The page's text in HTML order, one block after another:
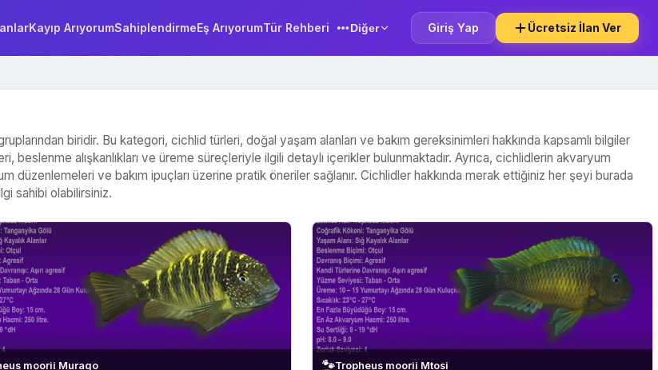
Kayıp ArıyorumSahiplendirmeEş ArıyorumTür Rehberi Diğer Giriş Yap Ücretsiz İlan Ver
biridir. Bu kategori, cichlid türleri, doğal yaşam alanları ve bakım gereksinimleri hakkında kapsamlı bilgiler
alışkanlıkları ve üreme süreçleriyle ilgili detaylı içerikler bulunmaktadır. Ayrıca, cichlidlerin akvaryum
düzenlemeleri ve bakım ipuçları üzerine pratik öneriler sağlanır. Cichlidler hakkında merak ettiğiniz her şeyi burada
sahibi olabilirsiniz.
moorii Murago 🐾Tropheus moorii Mtosi